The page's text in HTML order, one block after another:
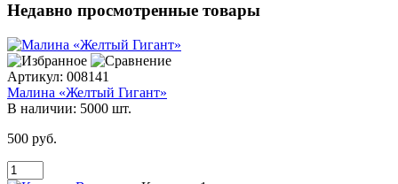
Недавно просмотренные товары
Артикул: 008141
Малина «Желтый Гигант»
В наличии: 5000 шт.
500 руб.